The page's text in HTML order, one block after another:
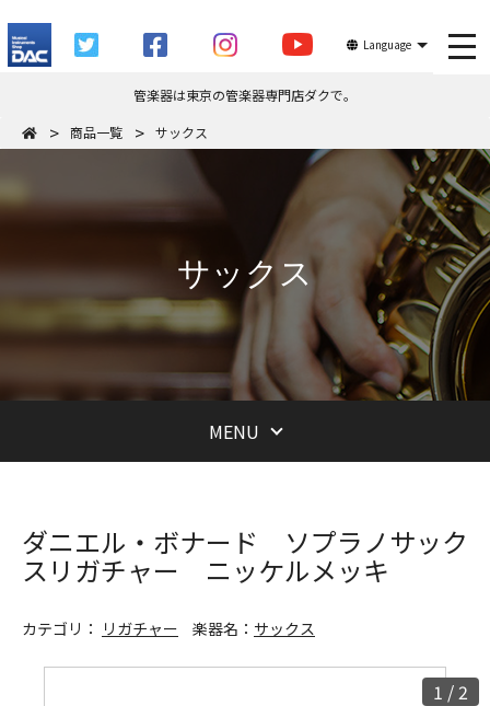
Language
管楽器は東京の管楽器専門店ダクで。
商品一覧
サックス
サックス
MENU
ダニエル・ボナード ソプラノサック
スリガチャー ニッケルメッキ
カテゴリ： リガチャー 楽器名： サックス
1 /2